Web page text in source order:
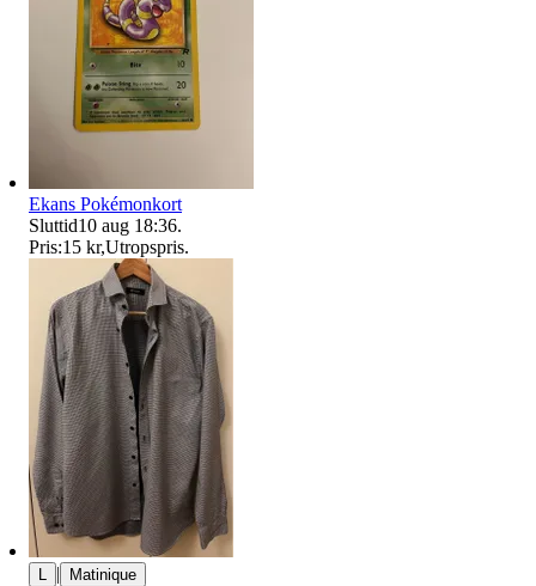
Ekans Pokémonkort
Sluttid10 aug 18:36.
Pris:15 kr,Utropspris.
L | Matinique